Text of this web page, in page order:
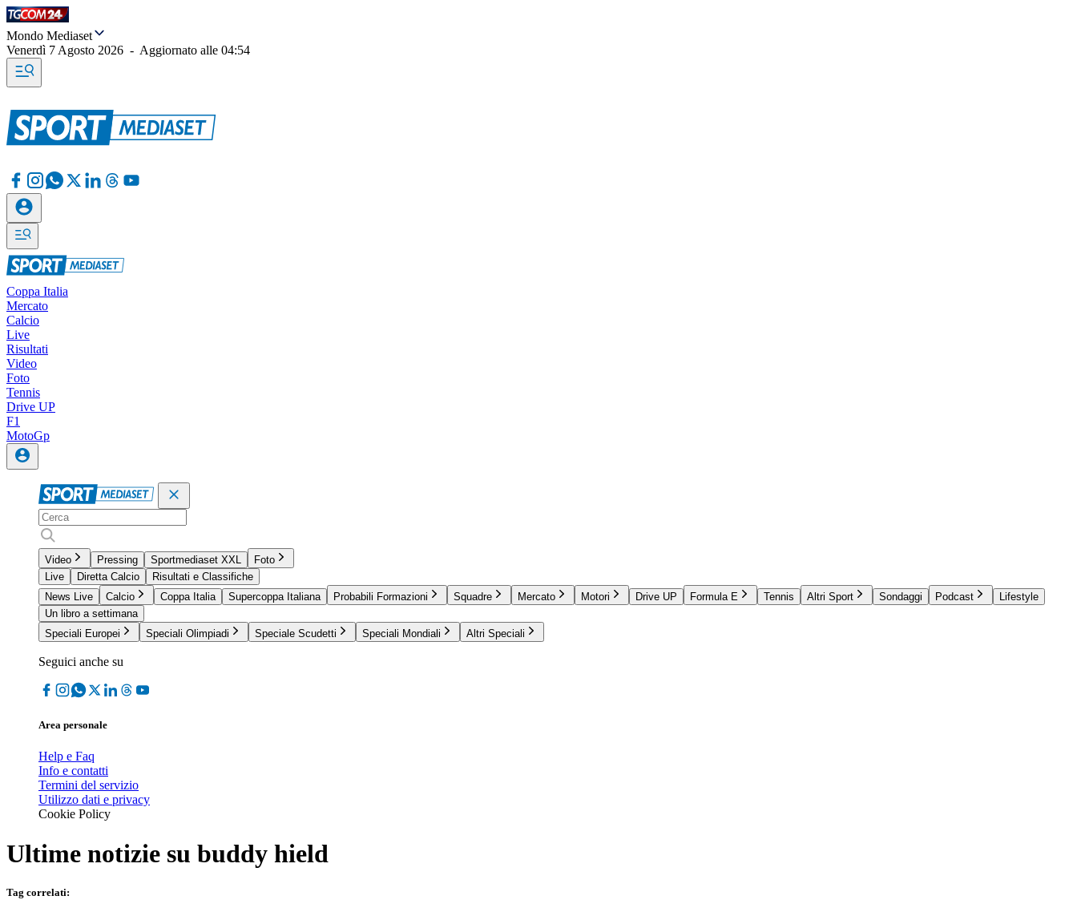
Mondo Mediaset
Venerdì 7 Agosto 2026 - Aggiornato alle 04:54
Coppa Italia
Mercato
Calcio
Live
Risultati
Video
Foto
Tennis
Drive UP
F1
MotoGp
Video Pressing Sportmediaset XXL
Foto
Live
Diretta Calcio
Risultati e Classifiche
News Live
Calcio Coppa Italia Supercoppa Italiana Probabili Formazioni Squadre Mercato Motori Drive UP Formula E Tennis Altri Sport Sondaggi Podcast
Lifestyle
Un libro a settimana
Speciali Europei
Speciali Olimpiadi Speciale Scudetti Speciali Mondiali Altri Speciali
Seguici anche su
Area personale
Help e Faq
Info e contatti
Termini del servizio
Utilizzo dati e privacy
Cookie Policy
Ultime notizie su buddy hield
Tag correlati: